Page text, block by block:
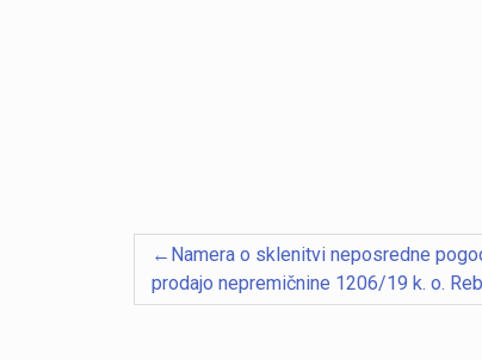
Navigacija
prispevka
Namera o sklenitvi neposredne
prodajo nepremičnine 1206/19 k. o.